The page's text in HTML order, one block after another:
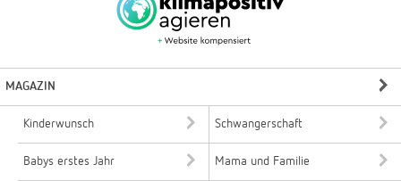
MAGAZIN
Kinderwunsch Schwangerschaft
Babys erstes Jahr Mama und Familie